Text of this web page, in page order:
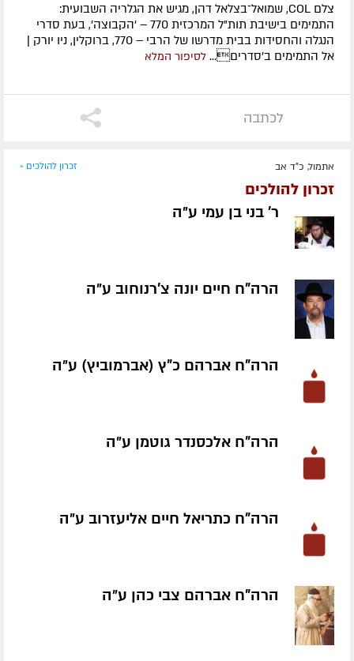
צלם COL, שמואל־בצלאל דהן, מגיש את הגלריה השבועית:
התמימים בישיבת תות"ל המרכזית 770 – 'הקבוצה', בעת סדרי
הנגלה והחסידות בבית מדרשו של הרבי – 770, ברוקלין, ניו יורק |
אל התמימים ב'סדרים... לסיפור המלא
לכתבה
אתמול, כ"ד אב זכרון להולכים »
זכרון להולכים
ר' בני בן עמי ע״ה
הרה"ח חיים יונה צ'רנוחוב ע״ה
הרה"ח אברהם כ"ץ (אברמוביץ) ע״ה
הרה"ח אלכסנדר גוטמן ע״ה
הרה"ח כתריאל חיים אליעזרוב ע״ה
הרה"ח אברהם צבי כהן ע״ה